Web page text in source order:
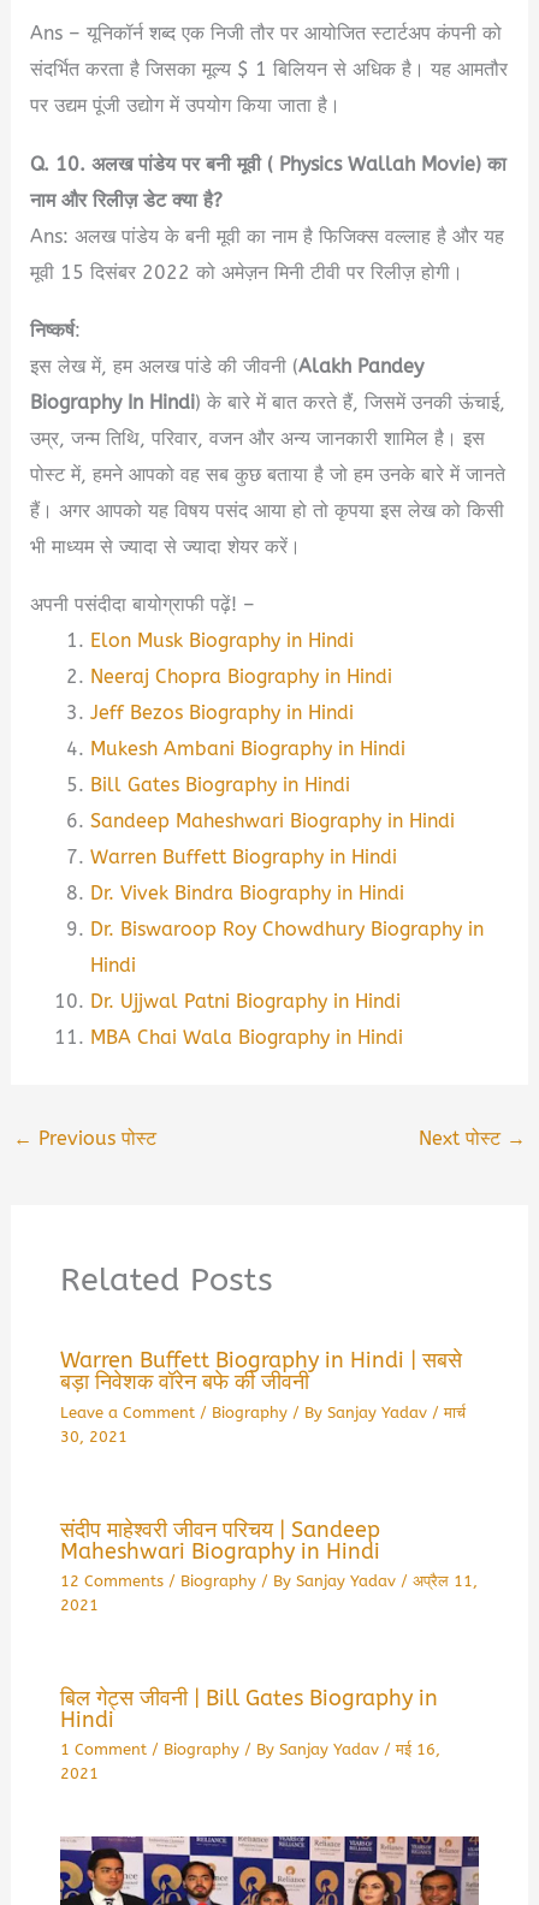
Ans – यूनिकॉर्न शब्द एक निजी तौर पर आयोजित स्टार्टअप कंपनी को
संदर्भित करता है जिसका मूल्य $ 1 बिलियन से अधिक है। यह आमतौर
पर उद्यम पूंजी उद्योग में उपयोग किया जाता है।
Q. 10. अलख पांडेय पर बनी मूवी ( Physics Wallah Movie) का
नाम और रिलीज़ डेट क्या है?
Ans: अलख पांडेय के बनी मूवी का नाम है फिजिक्स वल्लाह है और यह
मूवी 15 दिसंबर 2022 को अमेज़न मिनी टीवी पर रिलीज़ होगी।
निष्कर्ष:
इस लेख में, हम अलख पांडे की जीवनी (Alakh Pandey
Biography In Hindi) के बारे में बात करते हैं, जिसमें उनकी ऊंचाई,
उम्र, जन्म तिथि, परिवार, वजन और अन्य जानकारी शामिल है। इस
पोस्ट में, हमने आपको वह सब कुछ बताया है जो हम उनके बारे में जानते
हैं। अगर आपको यह विषय पसंद आया हो तो कृपया इस लेख को किसी
भी माध्यम से ज्यादा से ज्यादा शेयर करें।
अपनी पसंदीदा बायोग्राफी पढ़ें! –
Elon Musk Biography in Hindi
Neeraj Chopra Biography in Hindi
Jeff Bezos Biography in Hindi
Mukesh Ambani Biography in Hindi
Bill Gates Biography in Hindi
Sandeep Maheshwari Biography in Hindi
Warren Buffett Biography in Hindi
Dr. Vivek Bindra Biography in Hindi
Dr. Biswaroop Roy Chowdhury Biography in
Hindi
Dr. Ujjwal Patni Biography in Hindi
MBA Chai Wala Biography in Hindi
← Previous पोस्ट Next पोस्ट →
Related Posts
Warren Buffett Biography in Hindi | सबसे
बड़ा निवेशक वॉरेन बफे की जीवनी
Leave a Comment / Biography/ By Sanjay Yadav /मार्च
30, 2021
संदीप माहेश्वरी जीवन परिचय | Sandeep
Maheshwari Biography in Hindi
12 Comments / Biography/ By Sanjay Yadav / अप्रैल 11,
2021
बिल गेट्स जीवनी | Bill Gates Biography in
Hindi
1 Comment / Biography/ By Sanjay Yadav /मई 16,
2021